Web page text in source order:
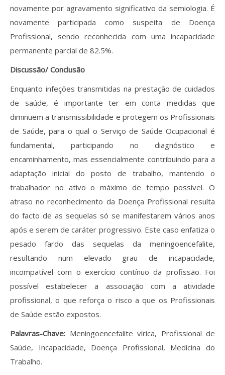
novamente por agravamento significativo da semiologia. É
novamente participada como suspeita de Doença
Profissional, sendo reconhecida com uma incapacidade
permanente parcial de 82.5%.
Discussão/ Conclusão
Enquanto infeções transmitidas na prestação de cuidados
de saúde, é importante ter em conta medidas que
diminuem a transmissibilidade e protegem os Profissionais
de Saúde, para o qual o Serviço de Saúde Ocupacional é
fundamental, participando no diagnóstico e
encaminhamento, mas essencialmente contribuindo para a
adaptação inicial do posto de trabalho, mantendo o
trabalhador no ativo o máximo de tempo possível. O
atraso no reconhecimento da Doença Profissional resulta
do facto de as sequelas só se manifestarem vários anos
após e serem de caráter progressivo. Este caso enfatiza o
pesado fardo das sequelas da meningoencefalite,
resultando num elevado grau de incapacidade,
incompatível com o exercício contínuo da profissão. Foi
possível estabelecer a associação com a atividade
profissional, o que reforça o risco a que os Profissionais
de Saúde estão expostos.
Palavras-Chave: Meningoencefalite vírica, Profissional de
Saúde, Incapacidade, Doença Profissional, Medicina do
Trabalho.